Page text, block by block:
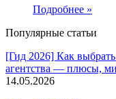
Подробнее »
Популярные статьи
[Гид 2026] Как
агентства — плюсы,
14.05.2026